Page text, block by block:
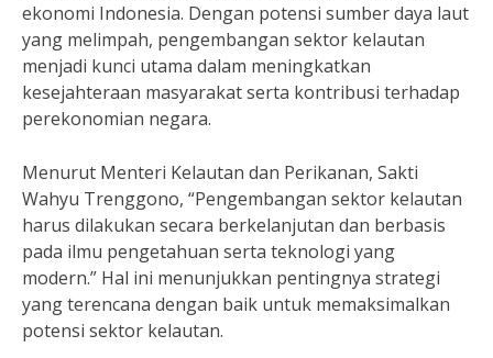
ekonomi Indonesia. Dengan potensi sumber daya laut
yang melimpah, pengembangan sektor kelautan
menjadi kunci utama dalam meningkatkan
kesejahteraan masyarakat serta kontribusi terhadap
perekonomian negara.
Menurut Menteri Kelautan dan Perikanan, Sakti
Wahyu Trenggono, “Pengembangan sektor kelautan
harus dilakukan secara berkelanjutan dan berbasis
pada ilmu pengetahuan serta teknologi yang
modern.” Hal ini menunjukkan pentingnya strategi
yang terencana dengan baik untuk memaksimalkan
potensi sektor kelautan.